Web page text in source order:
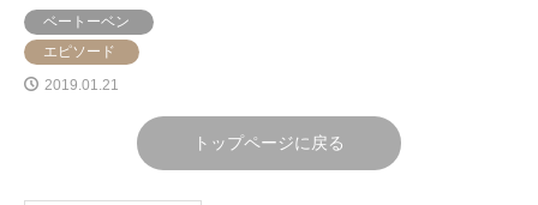
ベートーベン
エピソード
2019.01.21
トップページに戻る